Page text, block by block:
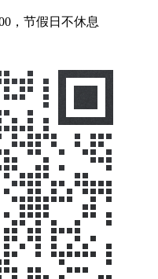
，节假日不休息